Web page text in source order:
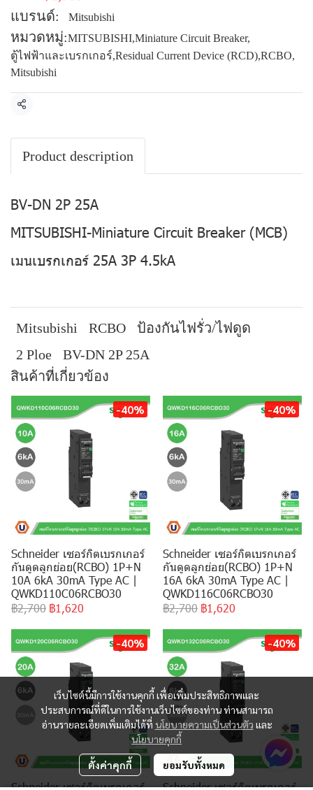
แบรนด์:
Mitsubishi
หมวดหมู่:MITSUBISHI,Miniature Circuit Breaker,
ตู้ไฟฟ้าและเบรกเกอร์,Residual Current Device (RCD),RCBO,
Mitsubishi
แชร์
Product description
BV-DN 2P 25A
MITSUBISHI-Miniature Circuit Breaker (MCB)
เมนเบรกเกอร์ 25A 3P 4.5kA
Mitsubishi RCBO
ป้องกันไฟรั่ว/ไฟดูด
2 Ploe
BV-DN 2P 25A
สินค้าที่เกี่ยวข้อง
-40%
Schneider เซอร์กิตเบรกเกอร์
กันดูดลูกย่อย(RCBO) 1P+N
10A 6kA 30mA Type AC |
QWKD110C06RCBO30
฿2,700 ฿1,620
-40%
Schneider เซอร์กิตเบรกเกอร์
กันดูดลูกย่อย(RCBO) 1P+N
16A 6kA 30mA Type AC |
QWKD116C06RCBO30
฿2,700 ฿1,620
-40%
Schneider เซอร์กิตเบรกเกอร์
-40%
Schneider เซอร์กิตเบรกเกอร์
เว็บไซต์นี้มีการใช้งานคุกกี้ เพื่อเพิ่มประสิทธิภาพและ
ประสบการณ์ที่ดีในการใช้งานเว็บไซต์ของท่าน ท่านสามารถ
อ่านรายละเอียดเพิ่มเติมได้ที่ นโยบายความเป็นส่วนตัว และ
นโยบายคุกกี้
ตั้งค่าคุกกี้ ยอมรับทั้งหมด